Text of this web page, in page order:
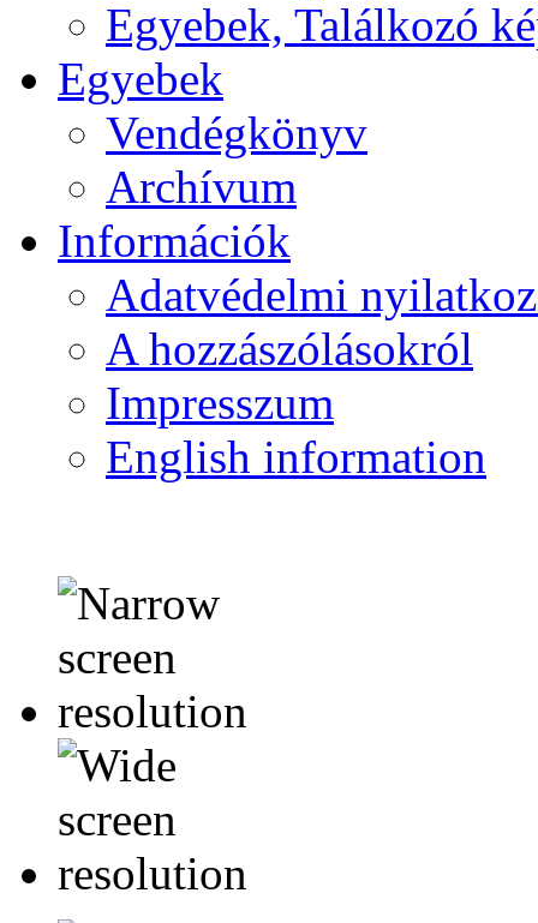
Egyebek, Találkozó
Egyebek
Vendégkönyv
Archívum
Információk
Adatvédelmi
A hozzászólásokról
Impresszum
English information